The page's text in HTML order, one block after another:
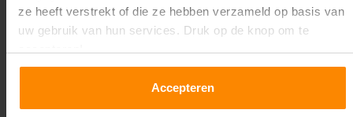
ze heeft verstrekt of die ze hebben verzameld op basis van
uw gebruik van hun services. Druk op de knop om te
Accepteren